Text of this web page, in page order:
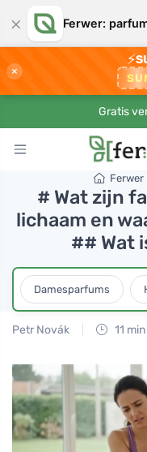
× Ferwer:
×
⚡
Gratis
Ferwer
# Wat zijn
lichaam en
## Wat
Damesparfums
Petr Novák 11 min